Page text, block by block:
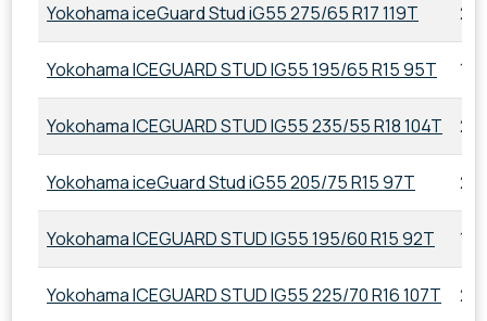
Yokohama iceGuard Stud iG55 275/65 R17 119T
Yokohama ICEGUARD STUD IG55 195/65 R15 95T
Yokohama ICEGUARD STUD IG55 235/55 R18 104T
Yokohama iceGuard Stud iG55 205/75 R15 97T
Yokohama ICEGUARD STUD IG55 195/60 R15 92T
Yokohama ICEGUARD STUD IG55 225/70 R16 107T